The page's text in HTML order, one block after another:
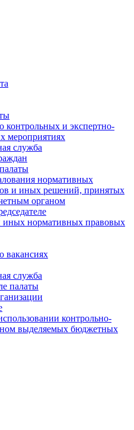
контрольных и экспертно-
мероприятиях
служба
нормативных
и иных решений, принятых
органом
иных нормативных правовых
вакансиях
служба
палаты
контрольно-
выделяемых бюджетных